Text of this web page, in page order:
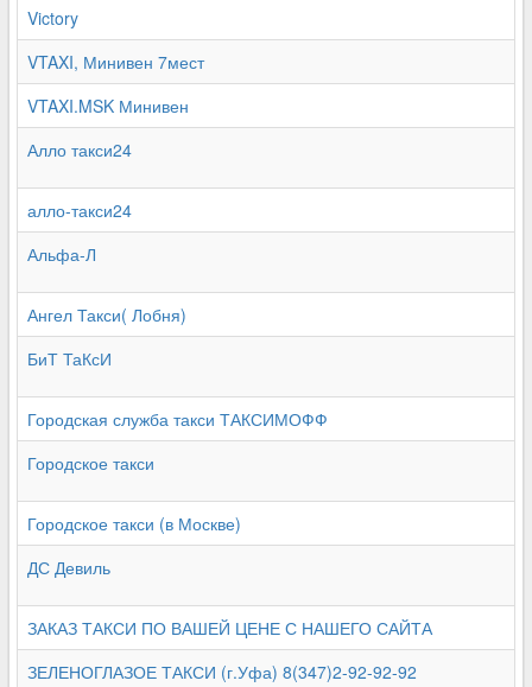
Victory
VTAXI, Минивен 7мест
VTAXI.MSK Минивен
Алло такси24
алло-такси24
Альфа-Л
Ангел Такси( Лобня)
БиТ ТаКсИ
Городская служба такси ТАКСИМОФФ
Городское такси
Городское такси (в Москве)
ДС Девиль
ЗАКАЗ ТАКСИ ПО ВАШЕЙ ЦЕНЕ С НАШЕГО САЙТА
ЗЕЛЕНОГЛАЗОЕ ТАКСИ (г.Уфа) 8(347)2-92-92-92